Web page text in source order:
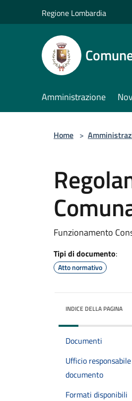
Regione Lombardia
Amministrazione
Home >
Funzionamento
Tipi di documento:
Atto normativo
INDICE DELLA PAGINA
Documenti
Ufficio
documento
Formati disponibili